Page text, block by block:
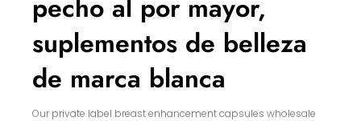
pecho al por mayor,
suplementos de belleza
de marca blanca
Our private label breast enhancement capsules wholesale